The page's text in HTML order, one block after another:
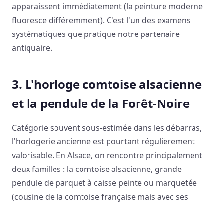
apparaissent immédiatement (la peinture moderne
fluoresce différemment). C'est l'un des examens
systématiques que pratique notre partenaire
antiquaire.
3. L'horloge comtoise alsacienne
et la pendule de la Forêt-Noire
Catégorie souvent sous-estimée dans les débarras,
l'horlogerie ancienne est pourtant régulièrement
valorisable. En Alsace, on rencontre principalement
deux familles : la comtoise alsacienne, grande
pendule de parquet à caisse peinte ou marquetée
(cousine de la comtoise française mais avec ses